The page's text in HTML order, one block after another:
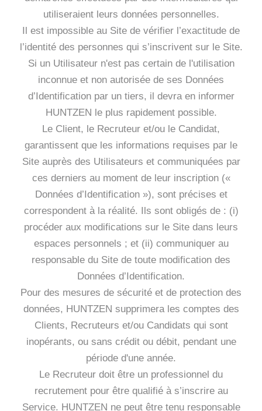
utiliseraient leurs données personnelles.
Il est impossible au Site de vérifier l’exactitude de
l’identité des personnes qui s’inscrivent sur le Site.
Si un Utilisateur n'est pas certain de l'utilisation
inconnue et non autorisée de ses Données
d’Identification par un tiers, il devra en informer
HUNTZEN le plus rapidement possible.
Le Client, le Recruteur et/ou le Candidat,
garantissent que les informations requises par le
Site auprès des Utilisateurs et communiquées par
ces derniers au moment de leur inscription («
Données d’Identification »), sont précises et
correspondent à la réalité. Ils sont obligés de : (i)
procéder aux modifications sur le Site dans leurs
espaces personnels ; et (ii) communiquer au
responsable du Site de toute modification des
Données d’Identification.
Pour des mesures de sécurité et de protection des
données, HUNTZEN supprimera les comptes des
Clients, Recruteurs et/ou Candidats qui sont
inopérants, ou sans crédit ou débit, pendant une
période d'une année.
Le Recruteur doit être un professionnel du
recrutement pour être qualifié à s’inscrire au
Service. HUNTZEN ne peut être tenu responsable